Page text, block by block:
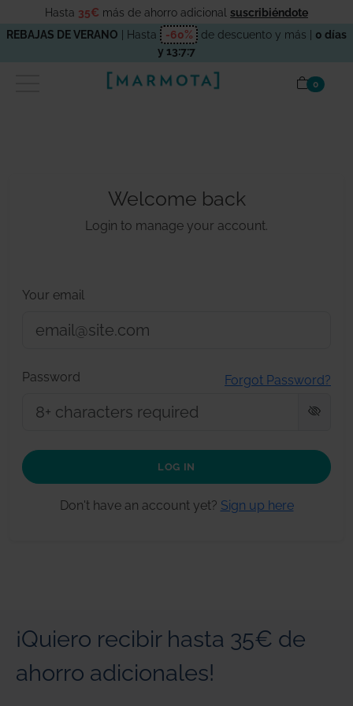
Hasta 35€ más de ahorro adicional suscribiéndote
REBAJAS DE VERANO | Hasta -60% de descuento y más | 0 días
y 13:7:7
0items
Welcome back
Login to manage your account.
Your email
Password Forgot Password?
LOG IN
Don't have an account yet? Sign up here
¡Quiero recibir hasta 35€ de
ahorro adicionales!